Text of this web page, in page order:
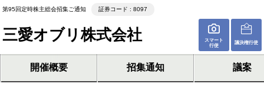
第95回定時株主総会招集ご通知 証券コード : 8097
三愛オブリ株式会社 スマート
行使
議決権行使
開催概要 招集通知 議案